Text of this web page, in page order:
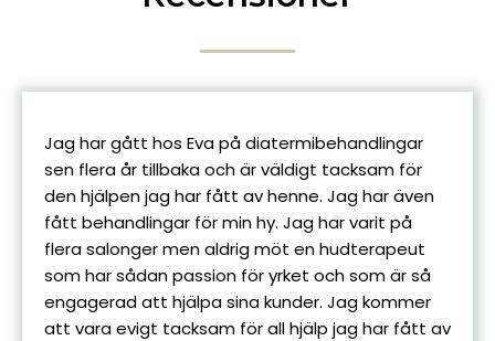
Jag har gått hos Eva på diatermibehandlingar
sen flera år tillbaka och är väldigt tacksam för
den hjälpen jag har fått av henne. Jag har även
fått behandlingar för min hy. Jag har varit på
flera salonger men aldrig möt en hudterapeut
som har sådan passion för yrket och som är så
engagerad att hjälpa sina kunder. Jag kommer
att vara evigt tacksam för all hjälp jag har fått av